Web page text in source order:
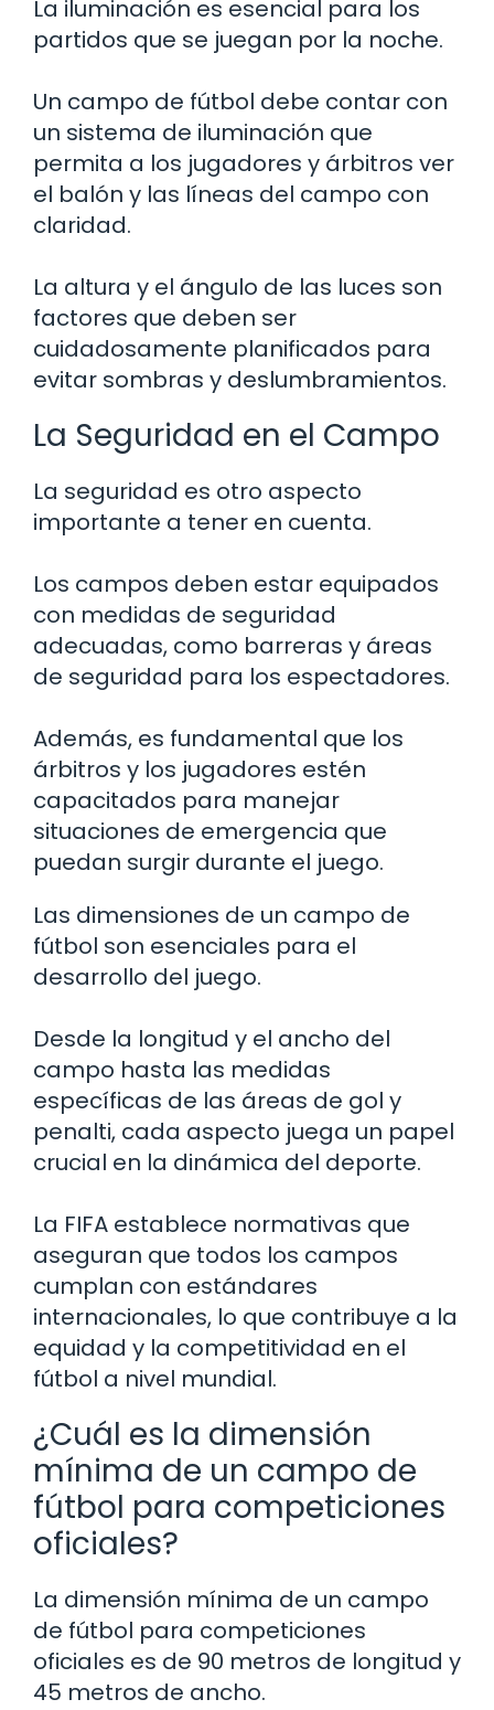
La iluminación es esencial para los
partidos que se juegan por la noche.
Un campo de fútbol debe contar con
un sistema de iluminación que
permita a los jugadores y árbitros ver
el balón y las líneas del campo con
claridad.
La altura y el ángulo de las luces son
factores que deben ser
cuidadosamente planificados para
evitar sombras y deslumbramientos.
La Seguridad en el Campo
La seguridad es otro aspecto
importante a tener en cuenta.
Los campos deben estar equipados
con medidas de seguridad
adecuadas, como barreras y áreas
de seguridad para los espectadores.
Además, es fundamental que los
árbitros y los jugadores estén
capacitados para manejar
situaciones de emergencia que
puedan surgir durante el juego.
Las dimensiones de un campo de
fútbol son esenciales para el
desarrollo del juego.
Desde la longitud y el ancho del
campo hasta las medidas
específicas de las áreas de gol y
penalti, cada aspecto juega un papel
crucial en la dinámica del deporte.
La FIFA establece normativas que
aseguran que todos los campos
cumplan con estándares
internacionales, lo que contribuye a la
equidad y la competitividad en el
fútbol a nivel mundial.
¿Cuál es la dimensión
mínima de un campo de
fútbol para competiciones
oficiales?
La dimensión mínima de un campo
de fútbol para competiciones
oficiales es de 90 metros de longitud y
45 metros de ancho.